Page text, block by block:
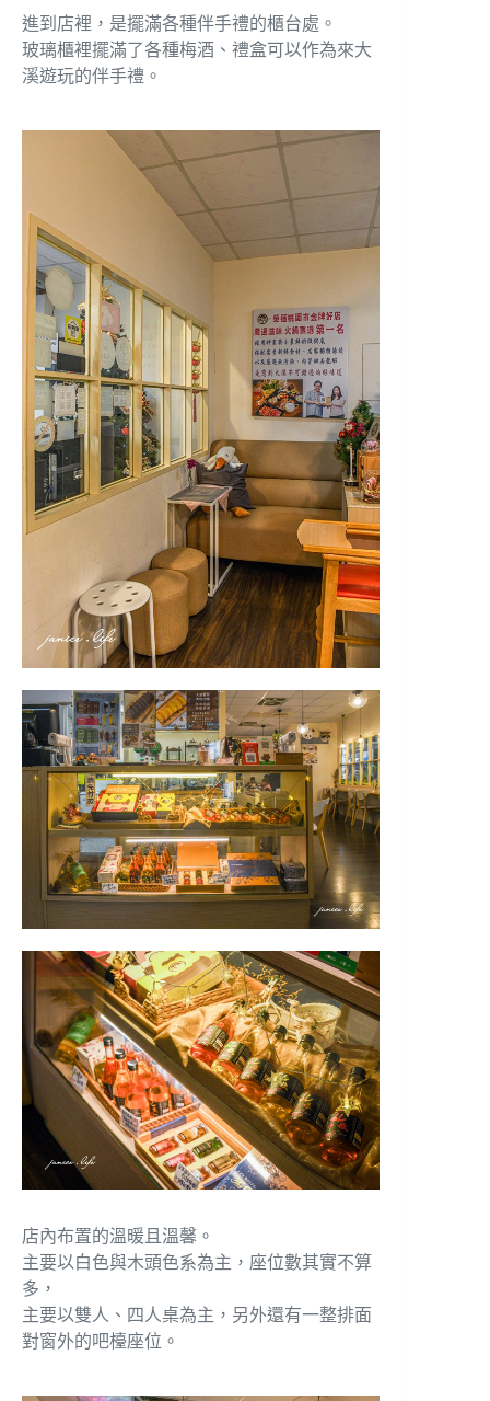
進到店裡，是擺滿各種伴手禮的櫃台處。
玻璃櫃裡擺滿了各種梅酒、禮盒可以作為來大
溪遊玩的伴手禮。
店內布置的溫暖且溫馨。
主要以白色與木頭色系為主，座位數其實不算
多，
主要以雙人、四人桌為主，另外還有一整排面
對窗外的吧檯座位。